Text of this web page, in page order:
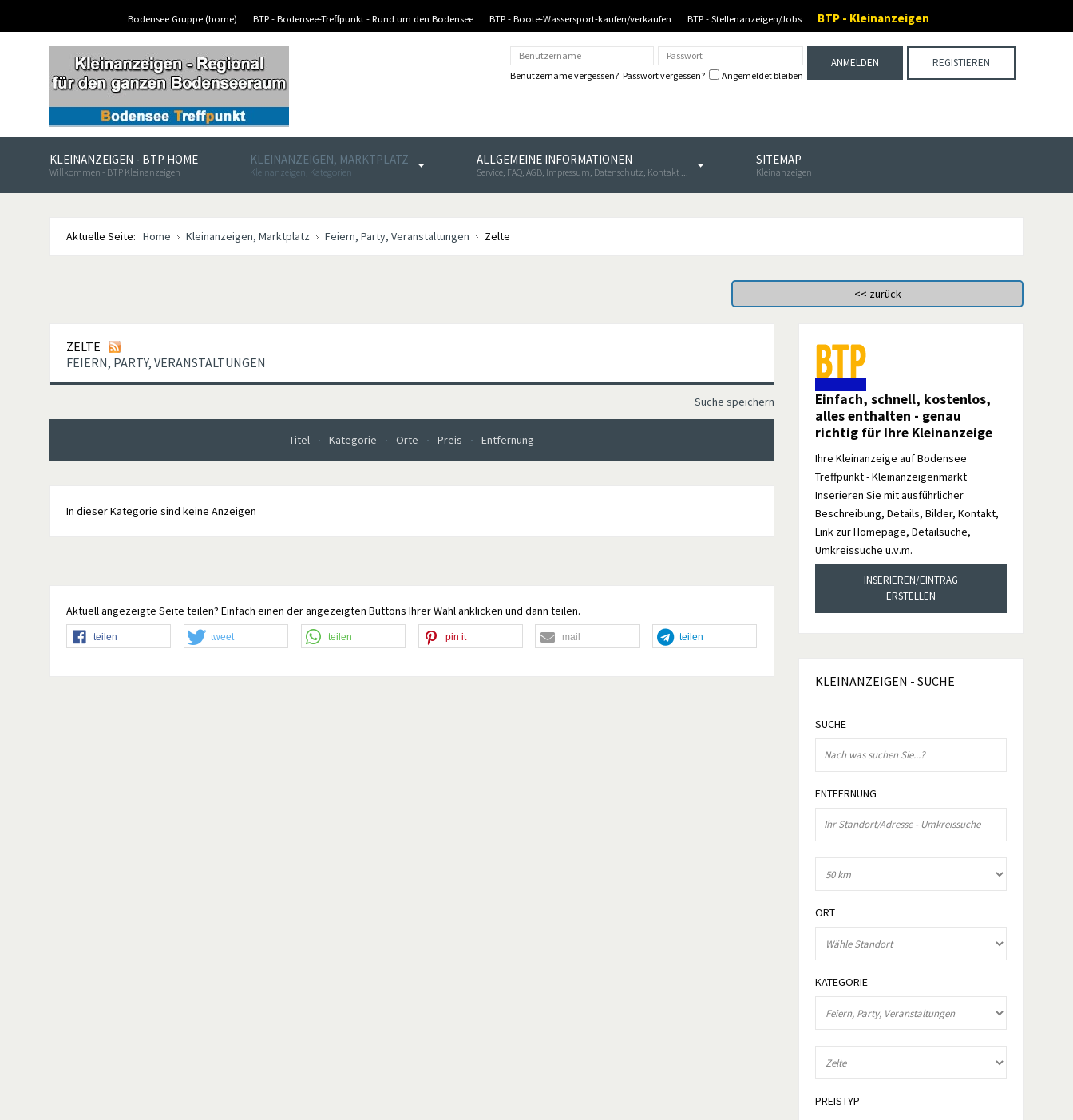
Bodensee Gruppe (home) BTP - Bodensee-Treffpunkt - Rund um den Bodensee BTP - Boote-Wassersport-kaufen/verkaufen BTP - Stellenanzeigen/Jobs BTP - Kleinanzeigen
REGISTIEREN
Benutzername vergessen? Passwort vergessen? Angemeldet bleiben
ANMELDEN
KLEINANZEIGEN - BTP HOME
Willkommen - BTP Kleinanzeigen
KLEINANZEIGEN, MARKTPLATZ
Kleinanzeigen, Kategorien
ALLGEMEINE INFORMATIONEN
Service, FAQ, AGB, Impressum, Datenschutz, Kontakt ...
SITEMAP
Kleinanzeigen
Aktuelle Seite: Home Kleinanzeigen, Marktplatz Feiern, Party, Veranstaltungen Zelte
ZELTE
FEIERN, PARTY, VERANSTALTUNGEN
Suche speichern
Titel Kategorie Orte Preis Entfernung
In dieser Kategorie sind keine Anzeigen
Aktuell angezeigte Seite teilen? Einfach einen der angezeigten Buttons Ihrer Wahl anklicken und dann teilen.
teilen tweet teilen pin it mail teilen
Einfach, schnell, kostenlos,
alles enthalten - genau
richtig für Ihre Kleinanzeige
Ihre Kleinanzeige auf Bodensee
Treffpunkt - Kleinanzeigenmarkt
Inserieren Sie mit ausführlicher
Beschreibung, Details, Bilder, Kontakt,
Link zur Homepage, Detailsuche,
Umkreissuche u.v.m.
INSERIEREN/EINTRAG
ERSTELLEN
KLEINANZEIGEN - SUCHE
SUCHE
ENTFERNUNG
ORT
KATEGORIE
PREISTYP